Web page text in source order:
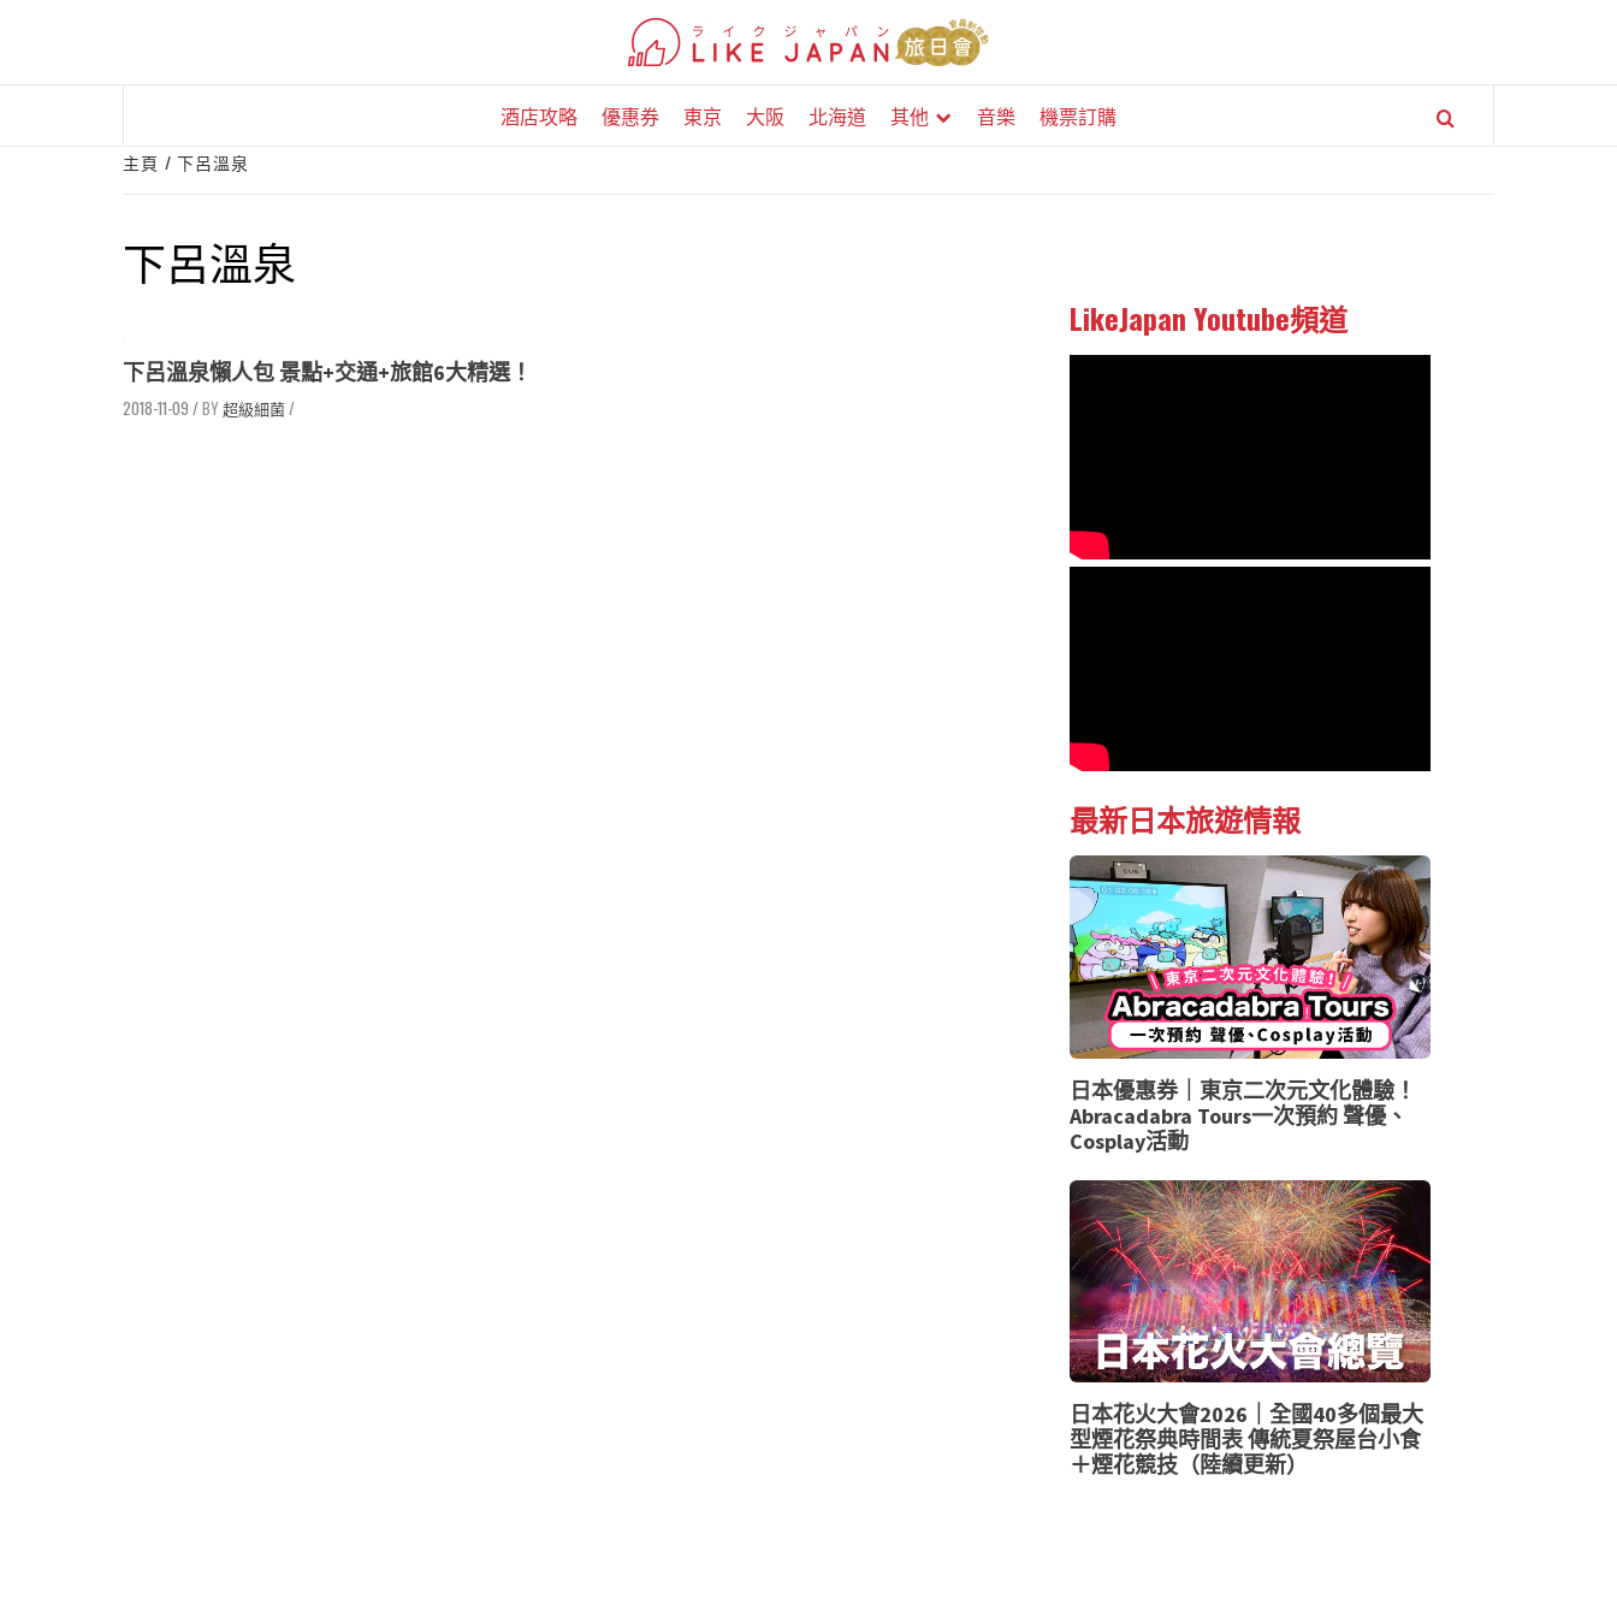
酒店攻略 優惠券 東京 大阪 北海道 其他 音樂 機票訂購
主頁 下呂溫泉
下呂溫泉
下呂溫泉懶人包 景點+交通+旅館6大精選！
2018-11-09 / 超級細菌/
LikeJapan Youtube頻道
最新日本旅遊情報
日本優惠券｜東京二次元文化體驗！
Abracadabra Tours一次預約 聲優、
Cosplay活動
日本花火大會2026｜全國40多個最大
型煙花祭典時間表 傳統夏祭屋台小食
＋煙花競技（陸續更新）